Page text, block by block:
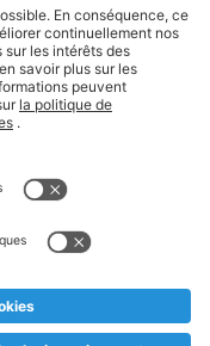
légales
et jusqu'à
nous serions
et TVA incl.
a été adoptée